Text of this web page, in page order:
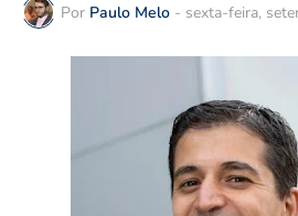
Por Paulo Melo - sexta-feira,